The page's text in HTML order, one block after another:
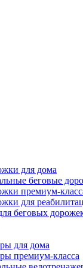
для дома
беговые
премиум-
для
беговых
для дома
премиум-класса